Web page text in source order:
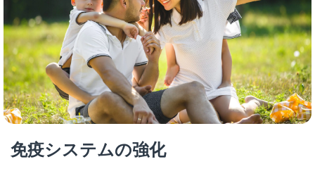
免疫システムの強化